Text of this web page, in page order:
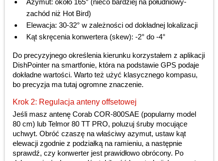
Azymut: około 165° (nieco bardziej na południowy-
zachód niż Hot Bird)
Elewacja: 30-32° w zależności od dokładnej lokalizacji
Kąt skręcenia konwertera (skew): -2° do -4°
Do precyzyjnego określenia kierunku korzystałem z aplikacji
DishPointer na smartfonie, która na podstawie GPS podaje
dokładne wartości. Warto też użyć klasycznego kompasu,
bo precyzja ma tutaj ogromne znaczenie.
Krok 2: Regulacja anteny offsetowej
Jeśli masz antenę Corab COR-800SAE (popularny model
80 cm) lub Telmor 80 TT PRO, poluzuj śruby mocujące
uchwyt. Obróć czaszę na właściwy azymut, ustaw kąt
elewacji zgodnie z podziałką na ramieniu, a następnie
sprawdź, czy konwerter jest prawidłowo obrócony. Po